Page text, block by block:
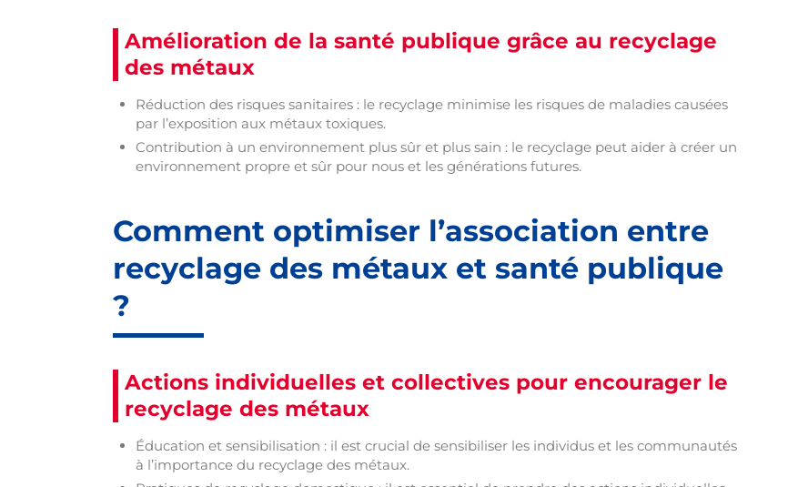
Amélioration de la santé publique grâce au recyclage
des métaux
Réduction des risques sanitaires : le recyclage minimise les risques de maladies causées
par l’exposition aux métaux toxiques.
Contribution à un environnement plus sûr et plus sain : le recyclage peut aider à créer un
environnement propre et sûr pour nous et les générations futures.
Comment optimiser l’association entre
recyclage des métaux et santé publique
?
Actions individuelles et collectives pour encourager le
recyclage des métaux
Éducation et sensibilisation : il est crucial de sensibiliser les individus et les communautés
à l’importance du recyclage des métaux.